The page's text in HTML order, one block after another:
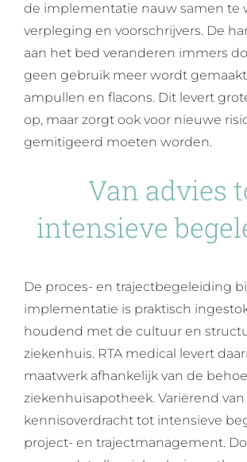
de implementatie nauw samen te
verpleging en voorschrijvers. De
aan het bed veranderen immers
geen gebruik meer wordt gemaakt
ampullen en flacons. Dit levert
op, maar zorgt ook voor nieuwe
gemitigeerd moeten worden.
Van advies
intensieve
De proces- en trajectbegeleiding
implementatie is praktisch
houdend met de cultuur en
ziekenhuis. RTA medical levert
maatwerk afhankelijk van de
ziekenhuisapotheek. Variërend van
kennisoverdracht tot intensieve
project- en trajectmanagement.